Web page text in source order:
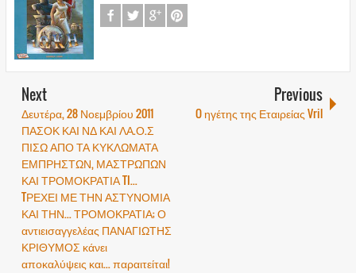
Next
Δευτέρα, 28 Νοεμβρίου 2011
ΠΑΣΟΚ ΚΑΙ ΝΔ ΚΑΙ ΛΑ.Ο.Σ
ΠΙΣΩ ΑΠΟ ΤΑ ΚΥΚΛΩΜΑΤΑ
ΕΜΠΡΗΣΤΩΝ, ΜΑΣΤΡΩΠΩΝ
ΚΑΙ ΤΡΟΜΟΚΡΑΤΙΑ TI...
TΡΕΧΕΙ ΜΕ ΤΗΝ ΑΣΤΥΝΟΜΙΑ
ΚΑΙ ΤΗΝ... ΤΡΟΜΟΚΡΑΤΙΑ; Ο
αντιεισαγγελέας ΠΑΝΑΓΙΩΤΗΣ
ΚΡΙΘΥΜΟΣ κάνει
αποκαλύψεις και... παραιτείται!
Previous
O ηγέτης της Εταιρείας Vril